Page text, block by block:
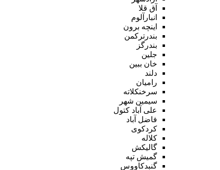
آق قلا
انبارآلوم
اینچه برون
بندرترکمن
بندرگز
جلین
خان ببین
دلند
رامیان
سرخنکلاته
سیمین شهر
علی آباد کتول
فاضل آباد
کردکوی
کلاله
گالیکش
گمیش تپه
گنبدکاووس